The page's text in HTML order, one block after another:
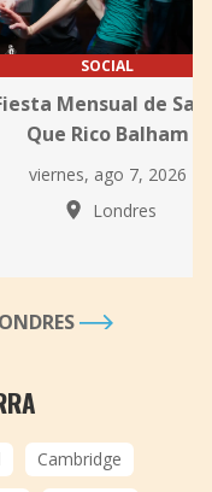
SOCIAL
Mensual de
Que Rico Balham
viernes, ago 7, 2026
Londres
Cambridge